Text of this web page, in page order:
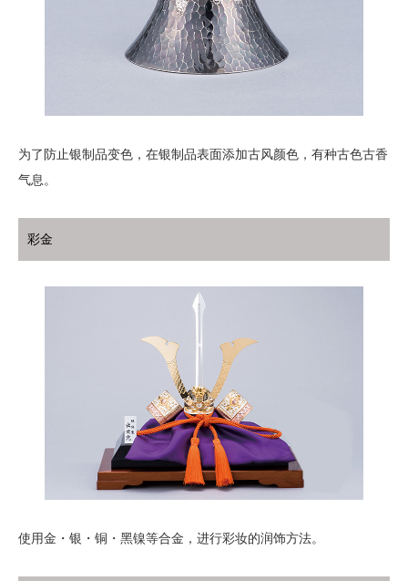
为了防止银制品变色，在银制品表面添加古风颜色，有种古色古香
气息。
彩金
使用金・银・铜・黑镍等合金，进行彩妆的润饰方法。